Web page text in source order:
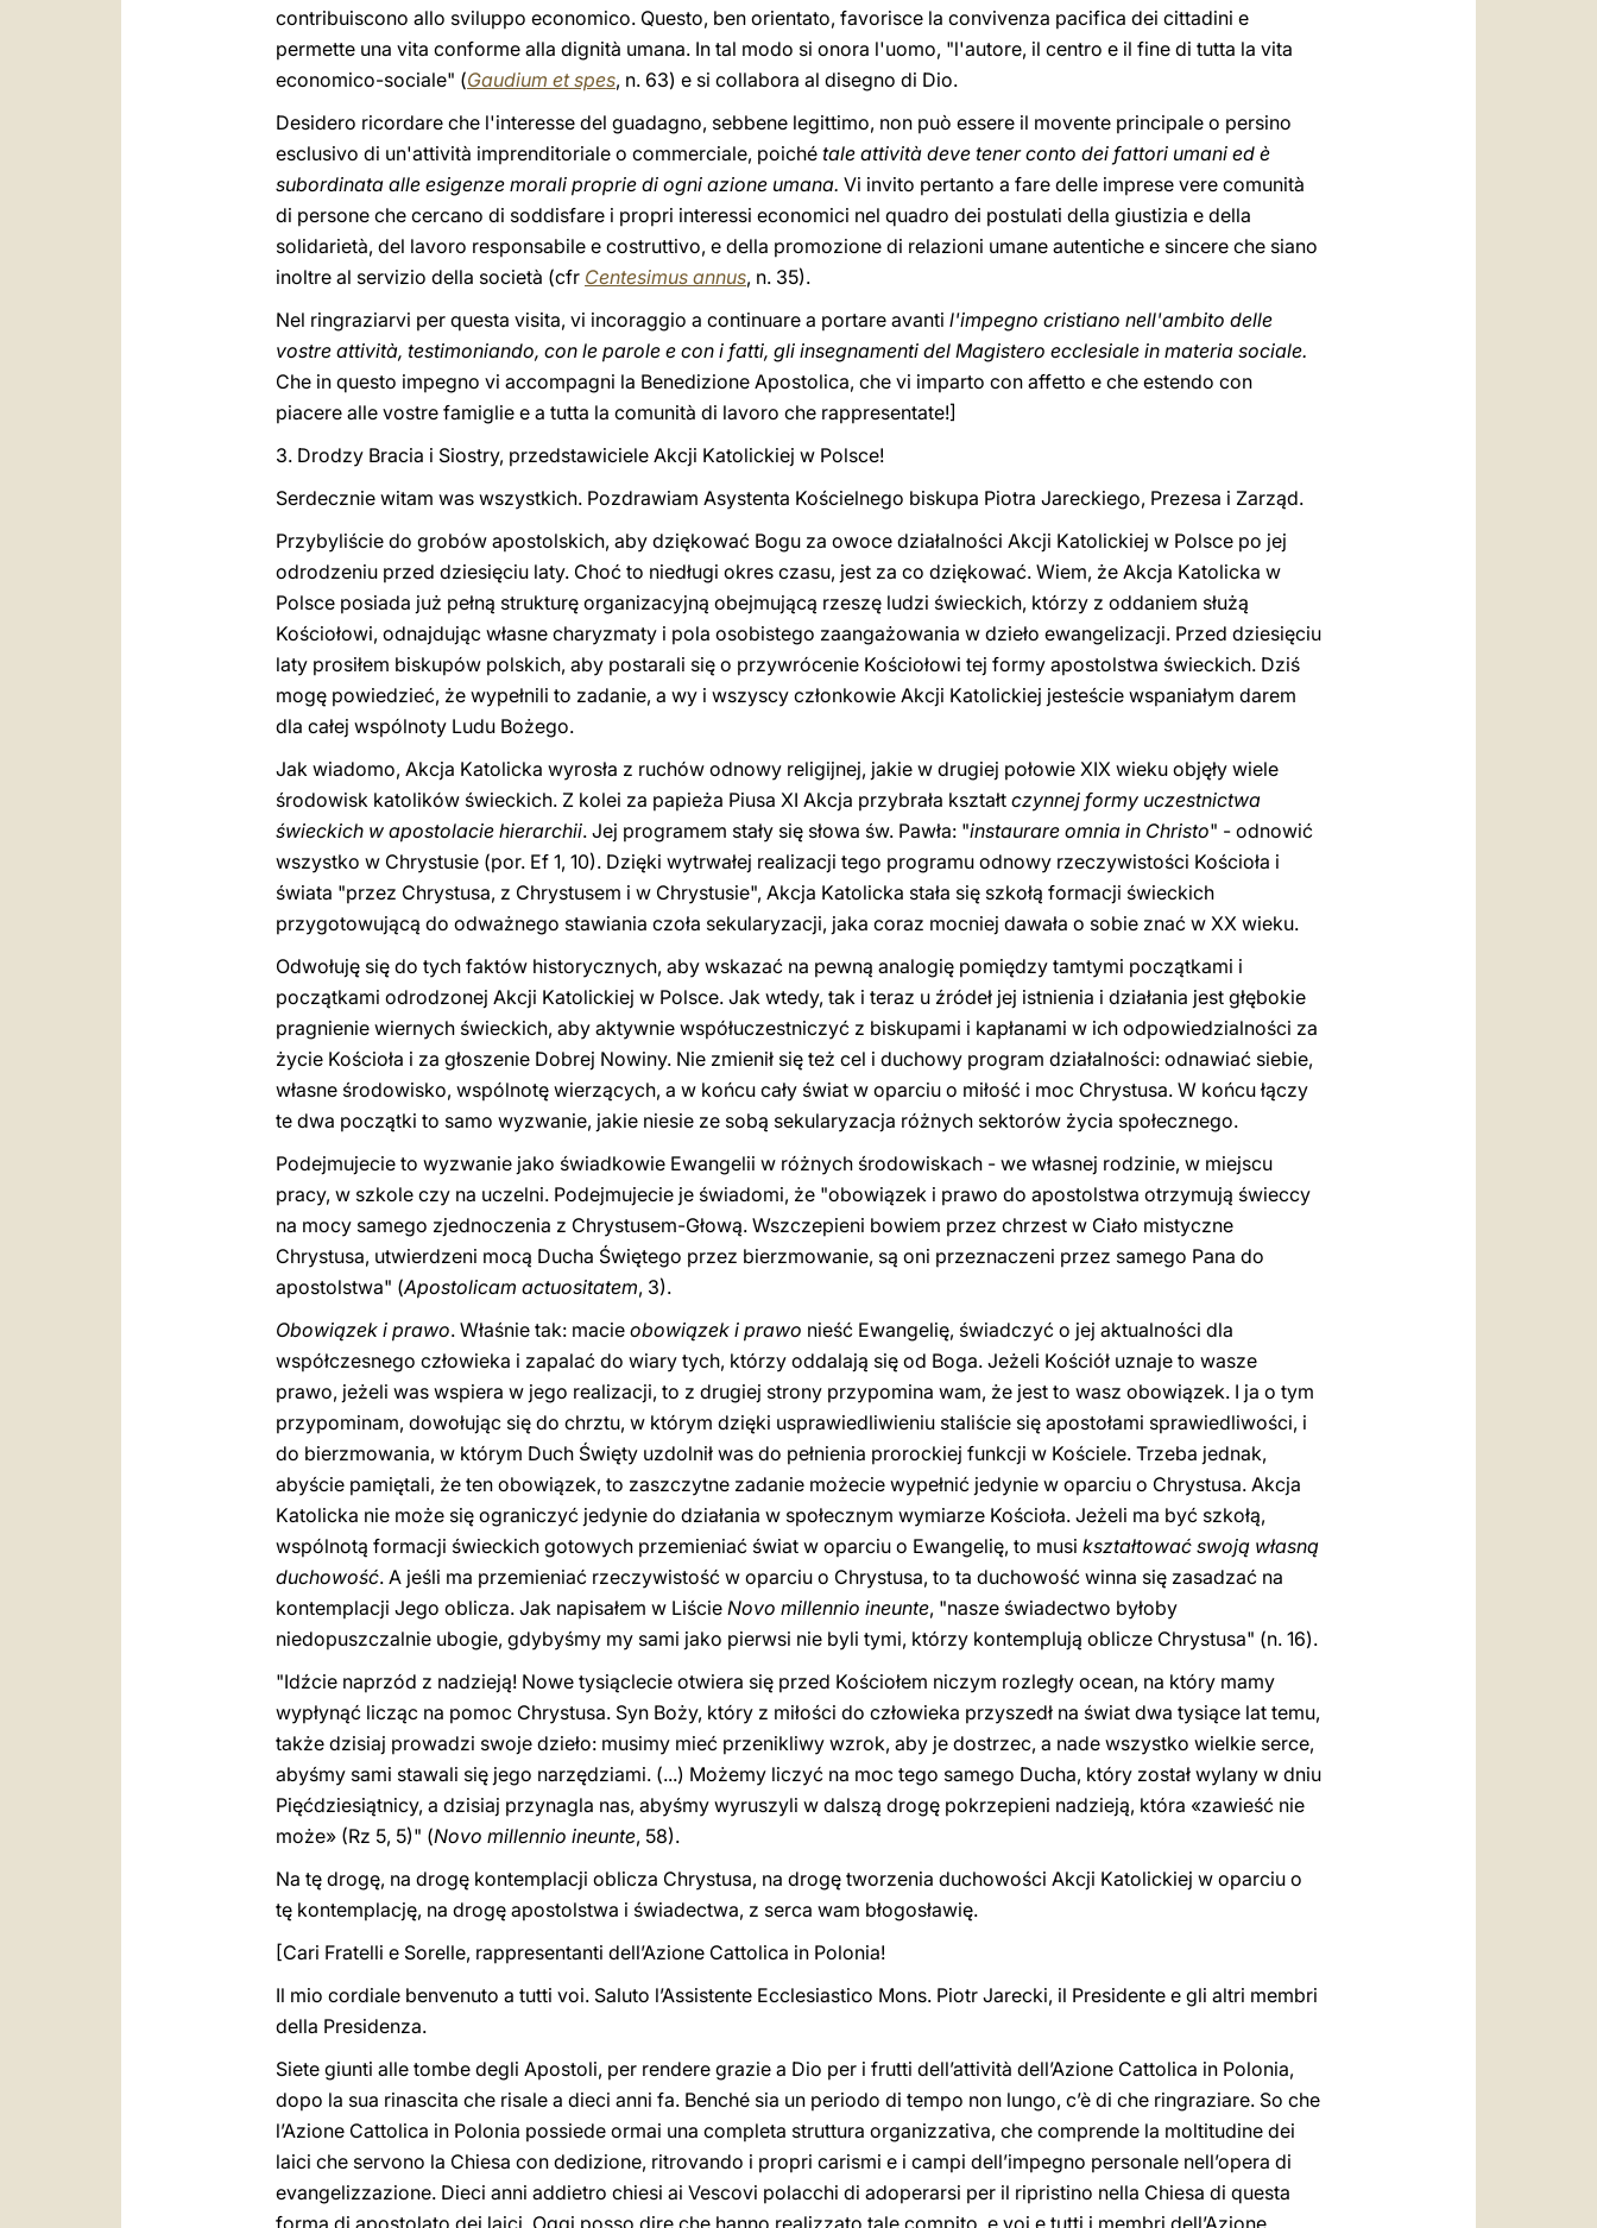
contribuiscono allo sviluppo economico. Questo, ben orientato, favorisce la convivenza pacifica dei cittadini e
permette una vita conforme alla dignità umana. In tal modo si onora l'uomo, "l'autore, il centro e il fine di tutta la vita
economico-sociale" (Gaudium et spes, n. 63) e si collabora al disegno di Dio.
Desidero ricordare che l'interesse del guadagno, sebbene legittimo, non può essere il movente principale o persino
esclusivo di un'attività imprenditoriale o commerciale, poiché tale attività deve tener conto dei fattori umani ed è
subordinata alle esigenze morali proprie di ogni azione umana. Vi invito pertanto a fare delle imprese vere comunità
di persone che cercano di soddisfare i propri interessi economici nel quadro dei postulati della giustizia e della
solidarietà, del lavoro responsabile e costruttivo, e della promozione di relazioni umane autentiche e sincere che siano
inoltre al servizio della società (cfr Centesimus annus, n. 35).
Nel ringraziarvi per questa visita, vi incoraggio a continuare a portare avanti l'impegno cristiano nell'ambito delle
vostre attività, testimoniando, con le parole e con i fatti, gli insegnamenti del Magistero ecclesiale in materia sociale.
Che in questo impegno vi accompagni la Benedizione Apostolica, che vi imparto con affetto e che estendo con
piacere alle vostre famiglie e a tutta la comunità di lavoro che rappresentate!]
3. Drodzy Bracia i Siostry, przedstawiciele Akcji Katolickiej w Polsce!
Serdecznie witam was wszystkich. Pozdrawiam Asystenta Kościelnego biskupa Piotra Jareckiego, Prezesa i Zarząd.
Przybyliście do grobów apostolskich, aby dziękować Bogu za owoce działalności Akcji Katolickiej w Polsce po jej
odrodzeniu przed dziesięciu laty. Choć to niedługi okres czasu, jest za co dziękować. Wiem, że Akcja Katolicka w
Polsce posiada już pełną strukturę organizacyjną obejmującą rzeszę ludzi świeckich, którzy z oddaniem służą
Kościołowi, odnajdując własne charyzmaty i pola osobistego zaangażowania w dzieło ewangelizacji. Przed dziesięciu
laty prosiłem biskupów polskich, aby postarali się o przywrócenie Kościołowi tej formy apostolstwa świeckich. Dziś
mogę powiedzieć, że wypełnili to zadanie, a wy i wszyscy członkowie Akcji Katolickiej jesteście wspaniałym darem
dla całej wspólnoty Ludu Bożego.
Jak wiadomo, Akcja Katolicka wyrosła z ruchów odnowy religijnej, jakie w drugiej połowie XIX wieku objęły wiele
środowisk katolików świeckich. Z kolei za papieża Piusa XI Akcja przybrała kształt czynnej formy uczestnictwa
świeckich w apostolacie hierarchii. Jej programem stały się słowa św. Pawła: "instaurare omnia in Christo" - odnowić
wszystko w Chrystusie (por. Ef 1, 10). Dzięki wytrwałej realizacji tego programu odnowy rzeczywistości Kościoła i
świata "przez Chrystusa, z Chrystusem i w Chrystusie", Akcja Katolicka stała się szkołą formacji świeckich
przygotowującą do odważnego stawiania czoła sekularyzacji, jaka coraz mocniej dawała o sobie znać w XX wieku.
Odwołuję się do tych faktów historycznych, aby wskazać na pewną analogię pomiędzy tamtymi początkami i
początkami odrodzonej Akcji Katolickiej w Polsce. Jak wtedy, tak i teraz u źródeł jej istnienia i działania jest głębokie
pragnienie wiernych świeckich, aby aktywnie współuczestniczyć z biskupami i kapłanami w ich odpowiedzialności za
życie Kościoła i za głoszenie Dobrej Nowiny. Nie zmienił się też cel i duchowy program działalności: odnawiać siebie,
własne środowisko, wspólnotę wierzących, a w końcu cały świat w oparciu o miłość i moc Chrystusa. W końcu łączy
te dwa początki to samo wyzwanie, jakie niesie ze sobą sekularyzacja różnych sektorów życia społecznego.
Podejmujecie to wyzwanie jako świadkowie Ewangelii w różnych środowiskach - we własnej rodzinie, w miejscu
pracy, w szkole czy na uczelni. Podejmujecie je świadomi, że "obowiązek i prawo do apostolstwa otrzymują świeccy
na mocy samego zjednoczenia z Chrystusem-Głową. Wszczepieni bowiem przez chrzest w Ciało mistyczne
Chrystusa, utwierdzeni mocą Ducha Świętego przez bierzmowanie, są oni przeznaczeni przez samego Pana do
apostolstwa" (Apostolicam actuositatem, 3).
Obowiązek i prawo. Właśnie tak: macie obowiązek i prawo nieść Ewangelię, świadczyć o jej aktualności dla
współczesnego człowieka i zapalać do wiary tych, którzy oddalają się od Boga. Jeżeli Kościół uznaje to wasze
prawo, jeżeli was wspiera w jego realizacji, to z drugiej strony przypomina wam, że jest to wasz obowiązek. I ja o tym
przypominam, dowołując się do chrztu, w którym dzięki usprawiedliwieniu staliście się apostołami sprawiedliwości, i
do bierzmowania, w którym Duch Święty uzdolnił was do pełnienia prorockiej funkcji w Kościele. Trzeba jednak,
abyście pamiętali, że ten obowiązek, to zaszczytne zadanie możecie wypełnić jedynie w oparciu o Chrystusa. Akcja
Katolicka nie może się ograniczyć jedynie do działania w społecznym wymiarze Kościoła. Jeżeli ma być szkołą,
wspólnotą formacji świeckich gotowych przemieniać świat w oparciu o Ewangelię, to musi kształtować swoją własną
duchowość. A jeśli ma przemieniać rzeczywistość w oparciu o Chrystusa, to ta duchowość winna się zasadzać na
kontemplacji Jego oblicza. Jak napisałem w Liście Novo millennio ineunte, "nasze świadectwo byłoby
niedopuszczalnie ubogie, gdybyśmy my sami jako pierwsi nie byli tymi, którzy kontemplują oblicze Chrystusa" (n. 16).
"Idźcie naprzód z nadzieją! Nowe tysiąclecie otwiera się przed Kościołem niczym rozległy ocean, na który mamy
wypłynąć licząc na pomoc Chrystusa. Syn Boży, który z miłości do człowieka przyszedł na świat dwa tysiące lat temu,
także dzisiaj prowadzi swoje dzieło: musimy mieć przenikliwy wzrok, aby je dostrzec, a nade wszystko wielkie serce,
abyśmy sami stawali się jego narzędziami. (...) Możemy liczyć na moc tego samego Ducha, który został wylany w dniu
Pięćdziesiątnicy, a dzisiaj przynagla nas, abyśmy wyruszyli w dalszą drogę pokrzepieni nadzieją, która «zawieść nie
może» (Rz 5, 5)" (Novo millennio ineunte, 58).
Na tę drogę, na drogę kontemplacji oblicza Chrystusa, na drogę tworzenia duchowości Akcji Katolickiej w oparciu o
tę kontemplację, na drogę apostolstwa i świadectwa, z serca wam błogosławię.
[Cari Fratelli e Sorelle, rappresentanti dell’Azione Cattolica in Polonia!
Il mio cordiale benvenuto a tutti voi. Saluto l’Assistente Ecclesiastico Mons. Piotr Jarecki, il Presidente e gli altri membri
della Presidenza.
Siete giunti alle tombe degli Apostoli, per rendere grazie a Dio per i frutti dell’attività dell’Azione Cattolica in Polonia,
dopo la sua rinascita che risale a dieci anni fa. Benché sia un periodo di tempo non lungo, c’è di che ringraziare. So che
l’Azione Cattolica in Polonia possiede ormai una completa struttura organizzativa, che comprende la moltitudine dei
laici che servono la Chiesa con dedizione, ritrovando i propri carismi e i campi dell’impegno personale nell’opera di
evangelizzazione. Dieci anni addietro chiesi ai Vescovi polacchi di adoperarsi per il ripristino nella Chiesa di questa
forma di apostolato dei laici. Oggi posso dire che hanno realizzato tale compito, e voi e tutti i membri dell’Azione